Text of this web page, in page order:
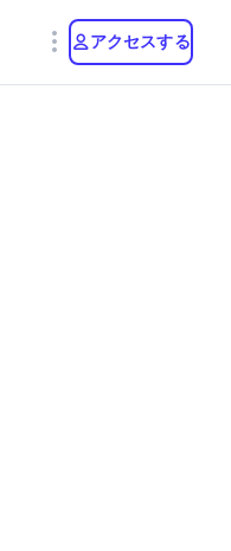
アクセスする